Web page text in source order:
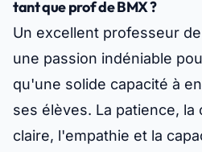
tant que prof de BMX ?
Un excellent professeur
une passion indéniable
qu'une solide capacité à
ses élèves. La patience, la
claire, l'empathie et la